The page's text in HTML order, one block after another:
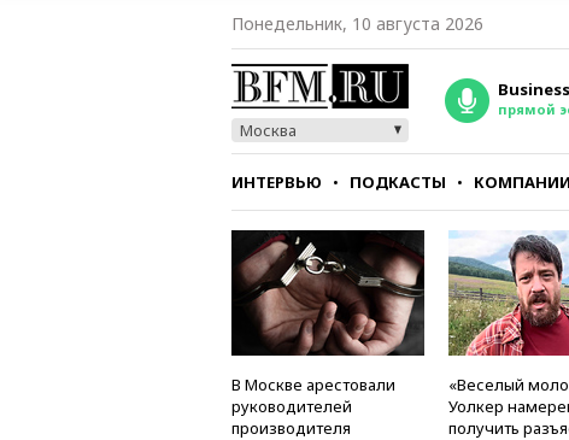
Понедельник, 10 августа 2026
Москва
прямой
ИНТЕРВЬЮ ПОДКАСТЫ КОМПАНИИ
СТИЛЬ ТЕСТЫ
В Москве арестовали
руководителей
производителя
«Веселый
Уолкер
получить